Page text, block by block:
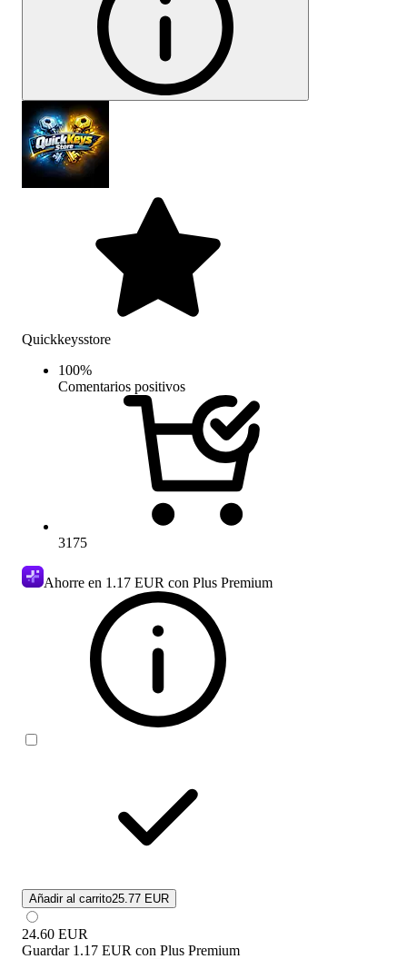
Quickkeysstore
100%
Comentarios positivos
3175
Ahorre en 1.17 EUR con Plus Premium
Añadir al carrito25.77 EUR
24.60 EUR
Guardar 1.17 EUR con Plus Premium